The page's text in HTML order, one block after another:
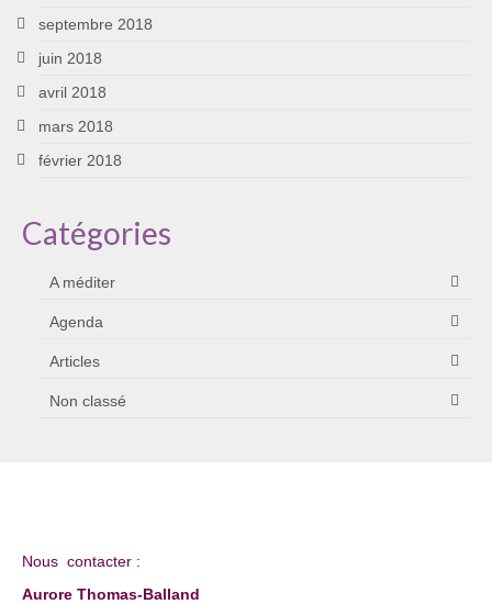
septembre 2018
juin 2018
avril 2018
mars 2018
février 2018
Catégories
A méditer
Agenda
Articles
Non classé
Nous contacter :
Aurore Thomas-Balland